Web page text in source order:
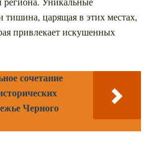
тишина, царящая в этих местах,
привлекает искушенных
сочетание
Черного